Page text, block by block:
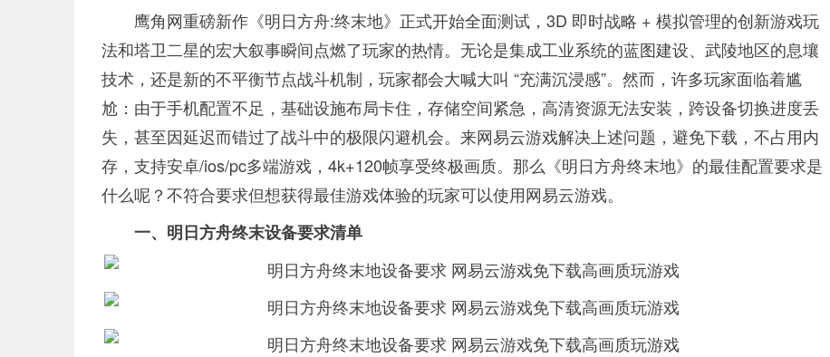
鹰角网重磅新作《明日方舟:终末地》正式开始全面测试，3D 即时战略 + 模拟管理的创新游戏玩
法和塔卫二星的宏大叙事瞬间点燃了玩家的热情。无论是集成工业系统的蓝图建设、武陵地区的息壤
技术，还是新的不平衡节点战斗机制，玩家都会大喊大叫 “充满沉浸感”。然而，许多玩家面临着尴
尬：由于手机配置不足，基础设施布局卡住，存储空间紧急，高清资源无法安装，跨设备切换进度丢
失，甚至因延迟而错过了战斗中的极限闪避机会。来网易云游戏解决上述问题，避免下载，不占用内
存，支持安卓/ios/pc多端游戏，4k+120帧享受终极画质。那么《明日方舟终末地》的最佳配置要求是
什么呢？不符合要求但想获得最佳游戏体验的玩家可以使用网易云游戏。
一、明日方舟终末设备要求清单